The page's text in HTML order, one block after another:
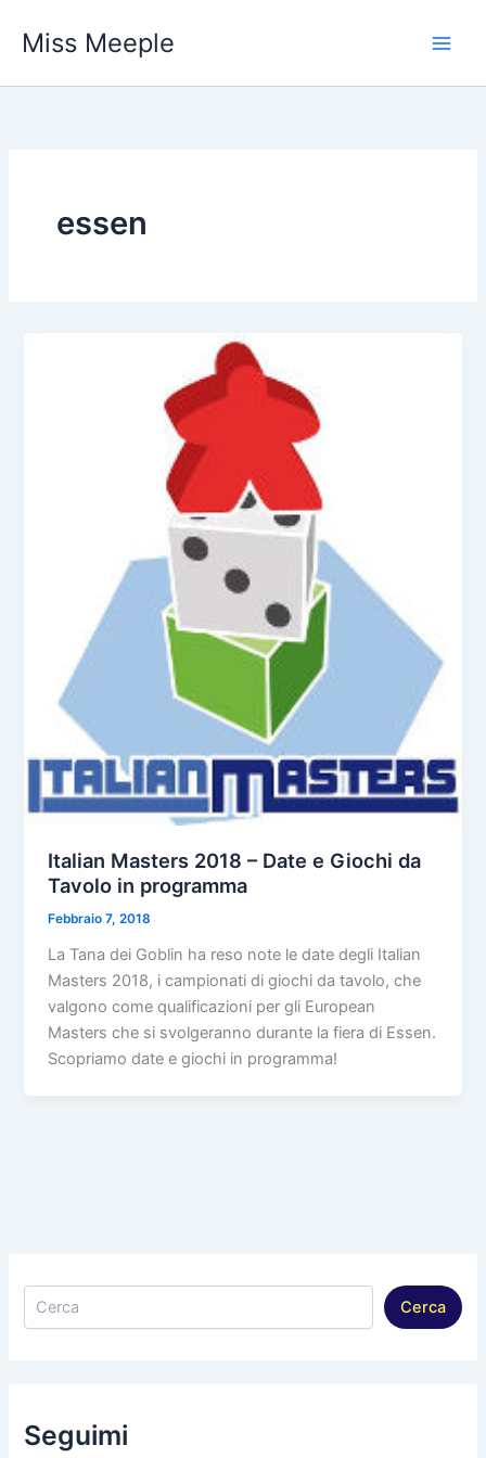
Miss Meeple
essen
Italian Masters 2018 – Date e Giochi da
Tavolo in programma
Febbraio 7, 2018
La Tana dei Goblin ha reso note le date degli Italian
Masters 2018, i campionati di giochi da tavolo, che
valgono come qualificazioni per gli European
Masters che si svolgeranno durante la fiera di Essen.
Scopriamo date e giochi in programma!
Cerca
Cerca
Seguimi